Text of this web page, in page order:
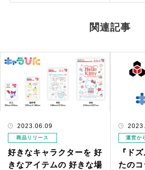
関連記事
2023.06.09
商品リリース
好きなキャラクターを 好
きなアイテムの 好きな場
運営か
『ド
たの